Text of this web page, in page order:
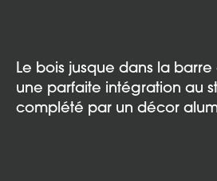
Le bois jusque dans la
une parfaite intégration au
complété par un décor